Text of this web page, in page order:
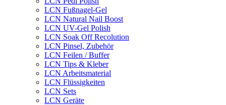
LCN Fußnagel-Gel
LCN Natural Nail Boost
LCN UV-Gel Polish
LCN Soak Off Recolution
LCN Pinsel, Zubehör
LCN Feilen / Buffer
LCN Tips & Kleber
LCN Arbeitsmaterial
LCN Flüssigkeiten
LCN Sets
LCN Geräte